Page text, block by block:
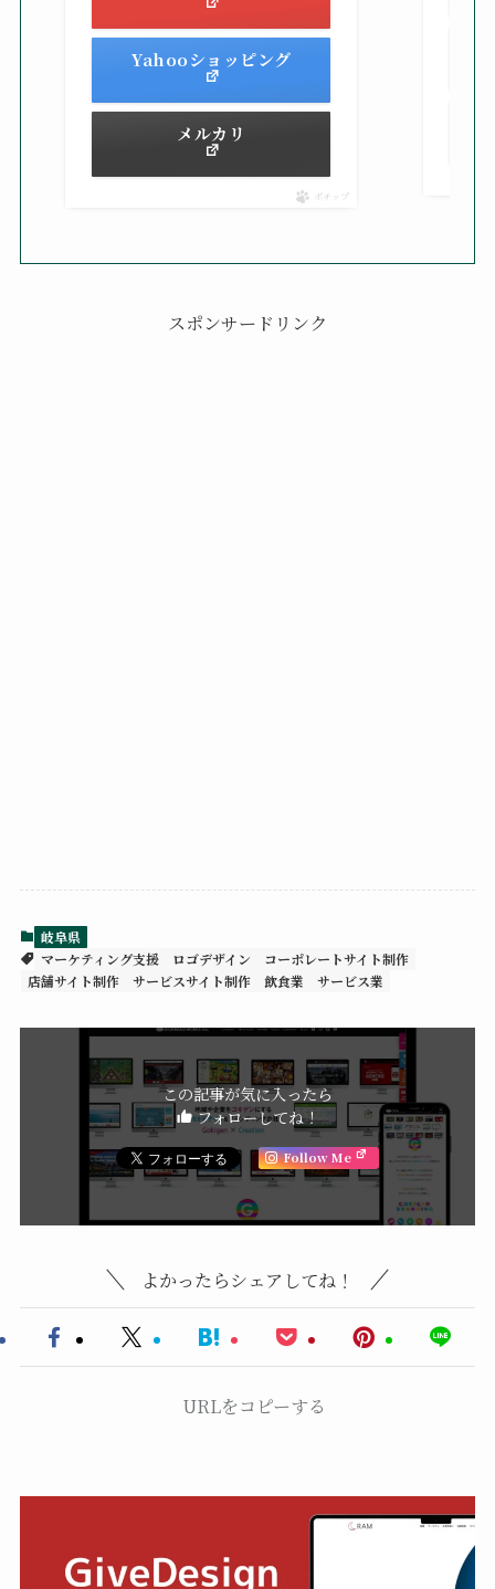
Yahooショッピング
メルカリ
ポチップ
スポンサードリンク
岐阜県
マーケティング支援
ロゴデザイン
コーポレートサイト制作
店舗サイト制作
サービスサイト制作 飲食業 サービス業
この記事が気に入ったら
フォローしてね！
Follow Me
よかったらシェアしてね！
URLをコピーする